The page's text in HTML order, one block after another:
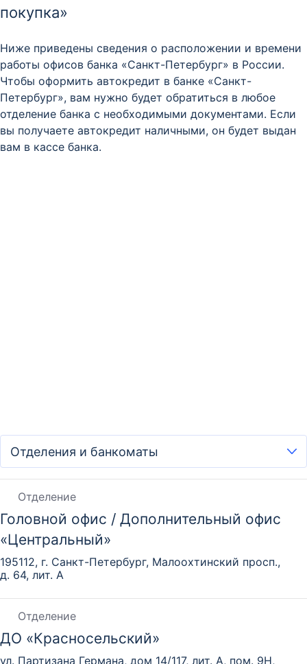
покупка»
Ниже приведены сведения о расположении и времени
работы офисов банка «Санкт-Петербург» в России.
Чтобы оформить автокредит в банке «Санкт-
Петербург», вам нужно будет обратиться в любое
отделение банка с необходимыми документами. Если
вы получаете автокредит наличными, он будет выдан
вам в кассе банка.
Отделение
Головной офис / Дополнительный офис
«Центральный»
195112, г. Санкт-Петербург, Малоохтинский просп.,
д. 64, лит. А
Отделение
ДО «Красносельский»
ул. Партизана Германа, дом 14/117, лит. А, пом. 9Н,